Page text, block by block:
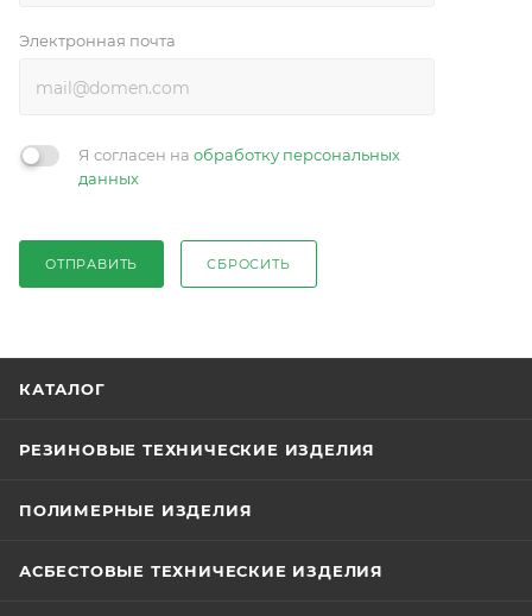
Электронная почта
Я согласен на обработку персональных
данных
ОТПРАВИТЬ СБРОСИТЬ
КАТАЛОГ
РЕЗИНОВЫЕ ТЕХНИЧЕСКИЕ ИЗДЕЛИЯ
ПОЛИМЕРНЫЕ ИЗДЕЛИЯ
АСБЕСТОВЫЕ ТЕХНИЧЕСКИЕ ИЗДЕЛИЯ